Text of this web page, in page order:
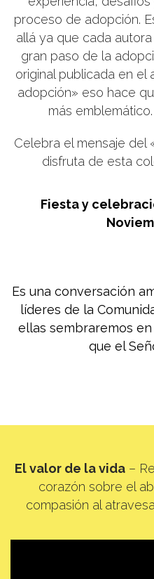
proceso de adopción.
allá ya que cada
gran paso de la
original publicada en el
adopción» eso hace
más
Celebra el mensaje del
disfruta de esta
Fiesta y
Es una conversación
líderes de la
ellas sembraremos
que el
El valor de la vida –
corazón sobre el
compasión al